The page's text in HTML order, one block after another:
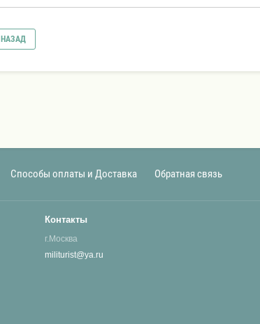
НАЗАД
Способы оплаты и Доставка Обратная связь
Контакты
г.Москва
militurist@ya.ru